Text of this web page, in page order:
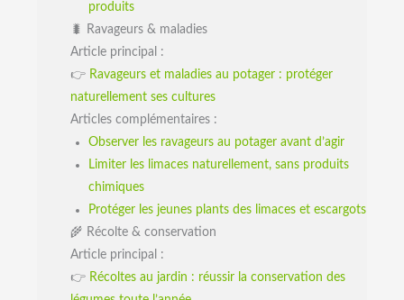
produits
🐛 Ravageurs & maladies
Article principal :
👉 Ravageurs et maladies au potager : protéger
naturellement ses cultures
Articles complémentaires :
Observer les ravageurs au potager avant d’agir
Limiter les limaces naturellement, sans produits
chimiques
Protéger les jeunes plants des limaces et escargots
🌾 Récolte & conservation
Article principal :
👉 Récoltes au jardin : réussir la conservation des